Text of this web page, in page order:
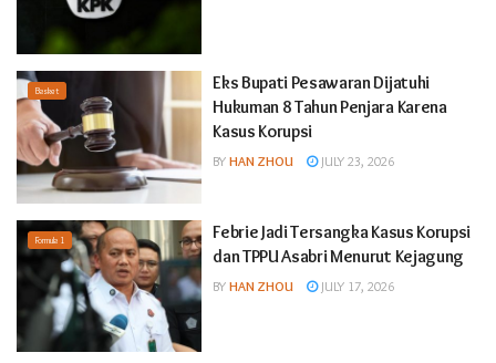
Basket
Eks Bupati Pesawaran Dijatuhi
Hukuman 8 Tahun Penjara Karena
Kasus Korupsi
BY HAN ZHOU JULY 23, 2026
Formula 1
Febrie Jadi Tersangka Kasus Korupsi
dan TPPU Asabri Menurut Kejagung
BY HAN ZHOU JULY 17, 2026